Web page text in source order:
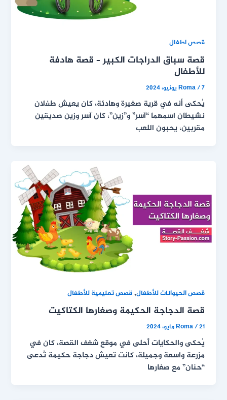
قصص اطفال
قصة سباق الدراجات الكبير – قصة هادفة
للأطفال
Roma/7 يونيو، 2024
يُحكى أنه في قرية صغيرة وهادئة، كان يعيش طفلان
نشيطان اسمهما “آسر” و”زين”، كان آسر وزين صديقين
مقربين، يحبون اللعب
قصص الحيوانات للأطفال,قصص تعليمية للأطفال
قصة الدجاجة الحكيمة وصغارها الكتاكيت
Roma/21 مايو، 2024
يُحكى والحكايات أحلى في موقع شغف القصة، كان في
مزرعة واسعة وجميلة، كانت تعيش دجاجة حكيمة تُدعى
“حنان” مع صغارها